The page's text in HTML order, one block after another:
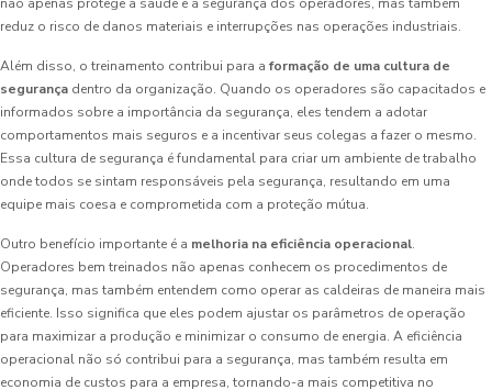
reduz o risco de danos materiais e interrupções nas operações industriais.
Além disso, o treinamento contribui para a formação de uma cultura de
segurança dentro da organização. Quando os operadores são capacitados e
informados sobre a importância da segurança, eles tendem a adotar
comportamentos mais seguros e a incentivar seus colegas a fazer o mesmo.
Essa cultura de segurança é fundamental para criar um ambiente de trabalho
onde todos se sintam responsáveis pela segurança, resultando em uma
equipe mais coesa e comprometida com a proteção mútua.
Outro benefício importante é a melhoria na eficiência operacional.
Operadores bem treinados não apenas conhecem os procedimentos de
segurança, mas também entendem como operar as caldeiras de maneira mais
eficiente. Isso significa que eles podem ajustar os parâmetros de operação
para maximizar a produção e minimizar o consumo de energia. A eficiência
operacional não só contribui para a segurança, mas também resulta em
economia de custos para a empresa, tornando-a mais competitiva no